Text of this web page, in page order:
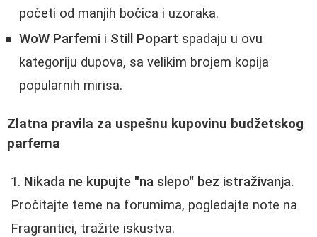
početi od manjih bočica i uzoraka.
WoW Parfemi i Still Popart spadaju u ovu
kategoriju dupova, sa velikim brojem kopija
popularnih mirisa.
Zlatna pravila za uspešnu kupovinu budžetskog
parfema
Nikada ne kupujte "na slepo" bez istraživanja.
Pročitajte teme na forumima, pogledajte note na
Fragrantici, tražite iskustva.